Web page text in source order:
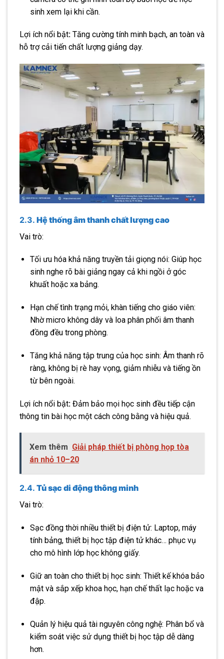
sinh xem lại khi cần.
Lợi ích nổi bật: Tăng cường tính minh bạch, an toàn và
hỗ trợ cải tiến chất lượng giảng dạy.
2.3. Hệ thống âm thanh chất lượng cao
Vai trò:
Tối ưu hóa khả năng truyền tải giọng nói: Giúp học
sinh nghe rõ bài giảng ngay cả khi ngồi ở góc
khuất hoặc xa bảng.
Hạn chế tình trạng mỏi, khàn tiếng cho giáo viên:
Nhờ micro không dây và loa phân phối âm thanh
đồng đều trong phòng.
Tăng khả năng tập trung của học sinh: Âm thanh rõ
ràng, không bị rè hay vọng, giảm nhiễu và tiếng ồn
từ bên ngoài.
Lợi ích nổi bật: Đảm bảo mọi học sinh đều tiếp cận
thông tin bài học một cách công bằng và hiệu quả.
Xem thêm Giải pháp thiết bị phòng họp tòa
án nhỏ 10–20
2.4. Tủ sạc di động thông minh
Vai trò:
Sạc đồng thời nhiều thiết bị điện tử: Laptop, máy
tính bảng, thiết bị học tập điện tử khác… phục vụ
cho mô hình lớp học không giấy.
Giữ an toàn cho thiết bị học sinh: Thiết kế khóa bảo
mật và sắp xếp khoa học, hạn chế thất lạc hoặc va
đập.
Quản lý hiệu quả tài nguyên công nghệ: Phân bổ và
kiểm soát việc sử dụng thiết bị học tập dễ dàng
hơn.